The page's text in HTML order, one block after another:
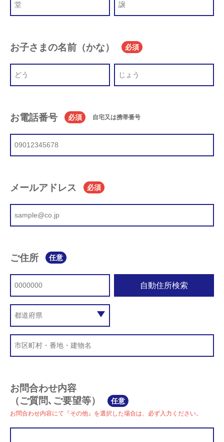
お子さまの名前（かな） 必須
お電話番号 必須 自宅又は携帯番号
メールアドレス 必須
ご住所 任意
自動住所検索
お問合わせ内容
（ご質問､ご要望等）
任意
お問合わせ内容にて『その他』を選択した場合は、必ず入力ください。